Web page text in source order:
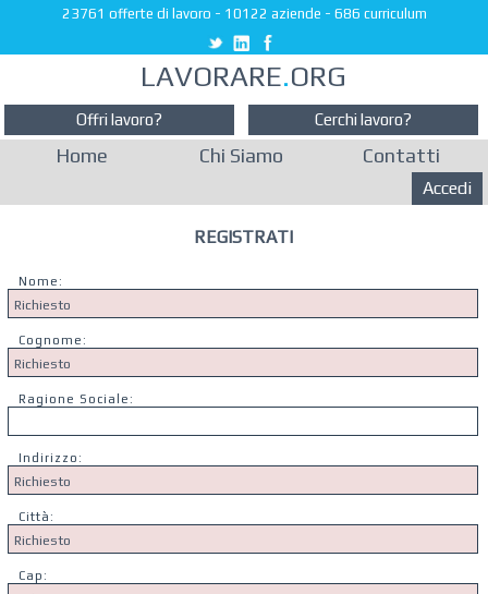
23761 offerte di lavoro - 10122 aziende - 686 curriculum
LAVORARE.ORG
Offri lavoro? Cerchi lavoro?
Home Chi Siamo Contatti
Accedi
REGISTRATI
Nome:
Cognome:
Ragione Sociale:
Indirizzo:
Città:
Cap: